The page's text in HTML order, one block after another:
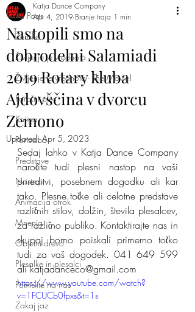
All Posts
Ženska
Življenje je vrednota
Življenje je vrednota - The Movie!
Poročni ples
Knjiga
Ponudba
Predstave
Nastopi
Animacija otrok
Mnenja
Objemi drevo
Plesalke in plesalci
Pomislite na nas
Zakaj jaz
Nastopili smo na
dobrodelni Salamiadi
2019 Rotary kluba
Ajdovščina v dvorcu
Zemono
Katja Dance Company
Apr 4, 2019 Branje traja 1 min
Updated:Apr 5, 2023
Sedaj lahko v Katja Dance Company
naročite tudi plesni nastop na vaši
prireditvi, posebnem dogodku ali kar
tako. Plesne točke ali celotne predstave
različnih stilov, dolžin, števila plesalcev,
za različno publiko. Kontaktirajte nas in
skupaj bomo poiskali primerno točko
tudi za vaš dogodek. 041 649 599
ali katjadanceco@gmail.com
https://www.youtube.com/watch?
v=1FCUCb0fpxs&t=1s